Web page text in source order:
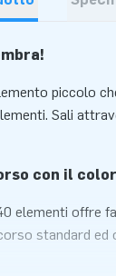
piccolo
Sali
con il
elementi offre
standard